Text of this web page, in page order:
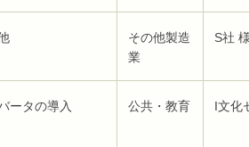
その他製造
業
S社
ータの導入 公共・教育 I文化